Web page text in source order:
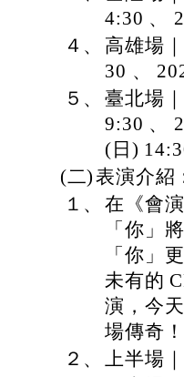
4:30 、
４、
高雄場
30 、
５、 臺北場
9:30 、
(日)
(二)表演介紹
１、 在《會
「你」
「你」
未有的
演，今
場傳奇
２、 上半場